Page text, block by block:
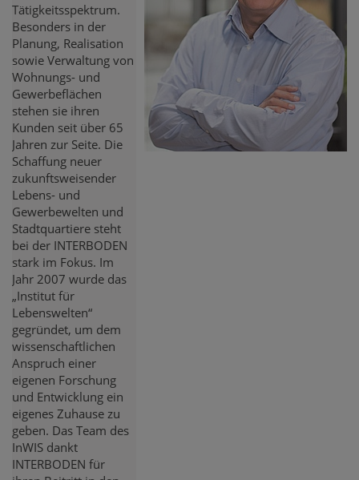
Tätigkeitsspektrum.
Besonders in der
Planung, Realisation
sowie Verwaltung von
Wohnungs- und
Gewerbeflächen
stehen sie ihren
Kunden seit über 65
Jahren zur Seite. Die
Schaffung neuer
zukunftsweisender
Lebens- und
Gewerbewelten und
Stadtquartiere steht
bei der INTERBODEN
stark im Fokus. Im
Jahr 2007 wurde das
„Institut für
Lebenswelten“
gegründet, um dem
wissenschaftlichen
Anspruch einer
eigenen Forschung
und Entwicklung ein
eigenes Zuhause zu
geben. Das Team des
InWIS dankt
INTERBODEN für